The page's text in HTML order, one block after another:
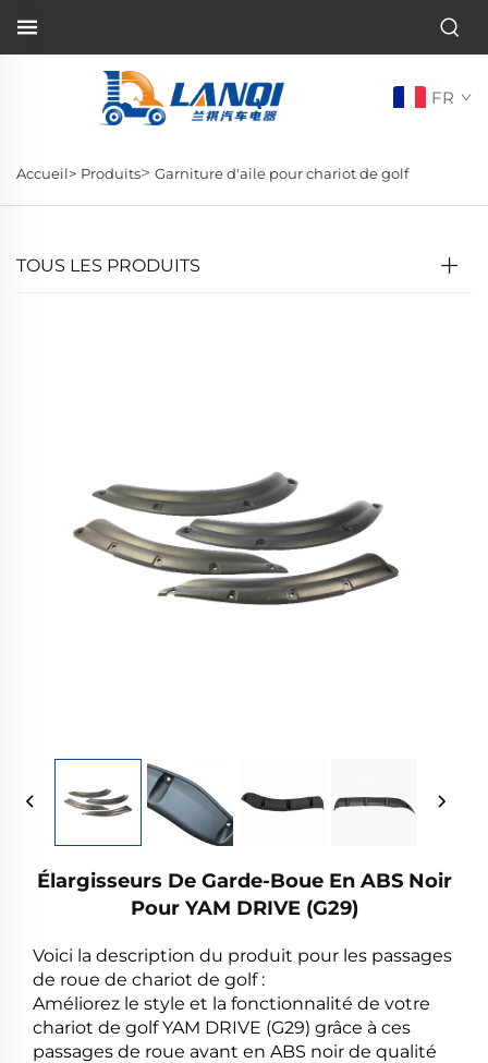
FR
Accueil> Produits> Garniture d'aile pour chariot de golf
TOUS LES PRODUITS
Élargisseurs De Garde-Boue En ABS Noir
Pour YAM DRIVE (G29)
Voici la description du produit pour les passages
de roue de chariot de golf :
Améliorez le style et la fonctionnalité de votre
chariot de golf YAM DRIVE (G29) grâce à ces
passages de roue avant en ABS noir de qualité